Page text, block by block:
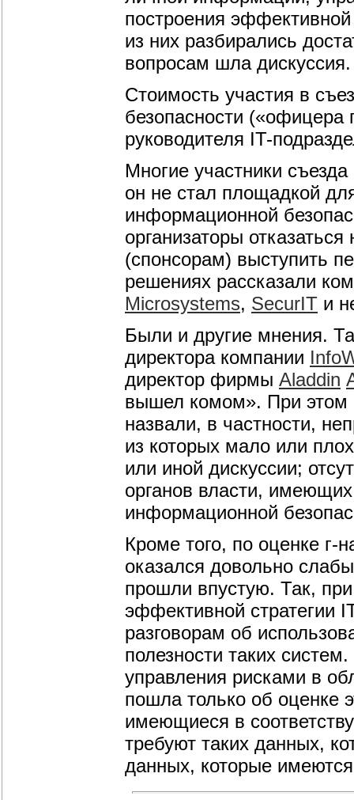
построения эффективной
из них разбирались
вопросам шла дискуссия.
Стоимость участия в
безопасности
руководителя IT-
Многие участники
он не стал площадкой
информационной
организаторы
(спонсорам) выступить
решениях рассказали
Microsystems, SecurIT и
Были и другие мнения.
директора компании
директор фирмы Aladdin
вышел комом». При этом
назвали, в частности,
из которых мало или
или иной дискуссии;
органов власти,
информационной
Кроме того, по оценке г-
оказался довольно
прошли впустую. Так,
эффективной стратегии
разговорам об
полезности таких
управления рисками в
пошла только об оценке
имеющиеся в
требуют таких данных,
данных, которые